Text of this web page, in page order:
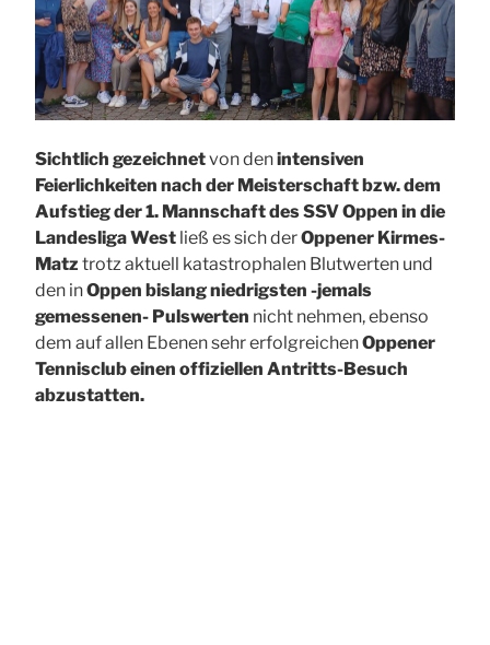
Sichtlich gezeichnetvon denintensiven
Feierlichkeiten nach der Meisterschaft bzw. dem
Aufstieg der 1. Mannschaft des SSV Oppen in die
Landesliga West ließ es sich derOppener Kirmes-
Matz trotz aktuell katastrophalen Blutwerten und
den inOppen bislang niedrigsten -jemals
gemessenen- Pulswerten nicht nehmen, ebenso
dem auf allen Ebenen sehr erfolgreichenOppener
Tennisclub einen offiziellen Antritts-Besuch
abzustatten.